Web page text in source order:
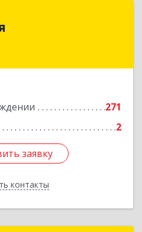
271
2
заявку
контакты
обл, Смоленск г, Марии
заявку